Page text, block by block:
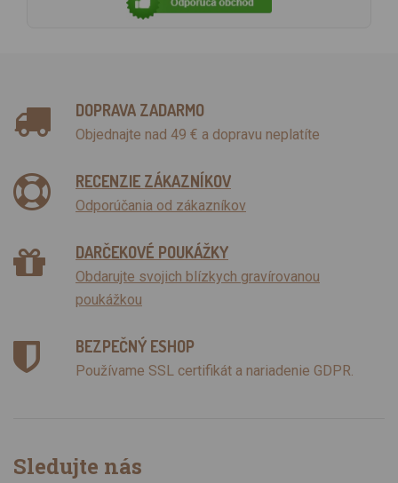
DOPRAVA ZADARMO
Objednajte nad 49 € a dopravu neplatíte
RECENZIE ZÁKAZNÍKOV
Odporúčania od zákazníkov
DARČEKOVÉ POUKÁŽKY
Obdarujte svojich blízkych gravírovanou
poukážkou
BEZPEČNÝ ESHOP
Používame SSL certifikát a nariadenie GDPR.
Sledujte nás